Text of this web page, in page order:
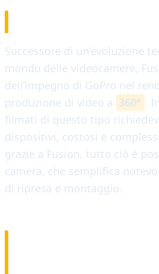
Successore di un’evoluzione
mondo delle videocamere,
dell’impegno di GoPro nel
produzione di video a 360° .
filmati di questo tipo
dispositivi, costosi e
grazie a Fusion, tutto ciò è
camera, che semplifica
di ripresa e montaggio.